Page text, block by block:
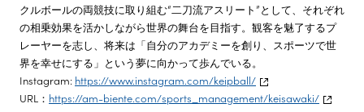
クルボールの両競技に取り組む“二刀流アスリート”として、それぞれ
の相乗効果を活かしながら世界の舞台を目指す。観客を魅了するプ
レーヤーを志し、将来は「自分のアカデミーを創り、スポーツで世
界を幸せにする」という夢に向かって歩んでいる。
Instagram: https://www.instagram.com/keipball/
URL： https://am-biente.com/sports_management/keisawaki/